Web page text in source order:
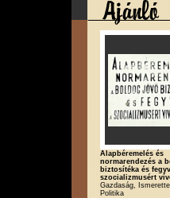
Alapbéremelés és
normarendezés a
biztosítéka és
szocializmusért
Gazdaság,
Politika